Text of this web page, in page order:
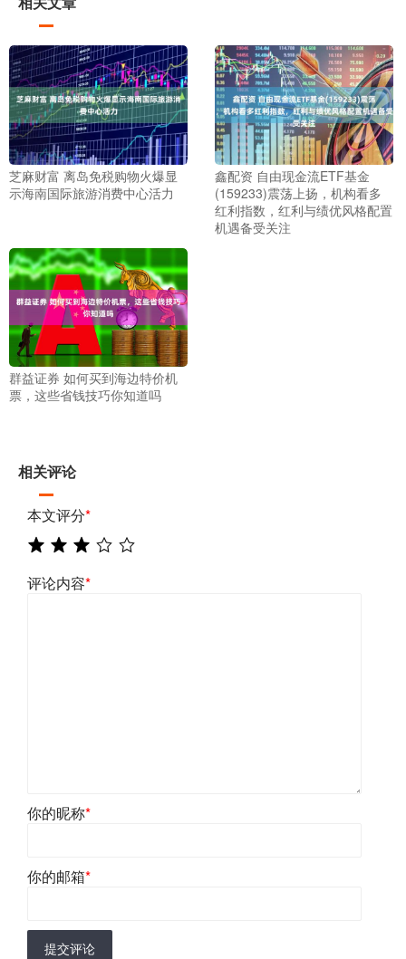
芝麻财富 离岛免税购物火爆显
示海南国际旅游消费中心活力
鑫配资 自由现金流ETF基金
(159233)震荡上扬，机构看多
红利指数，红利与绩优风格配置
机遇备受关注
群益证券 如何买到海边特价机
票，这些省钱技巧你知道吗
相关评论
本文评分*
评论内容*
你的昵称*
你的邮箱*
提交评论